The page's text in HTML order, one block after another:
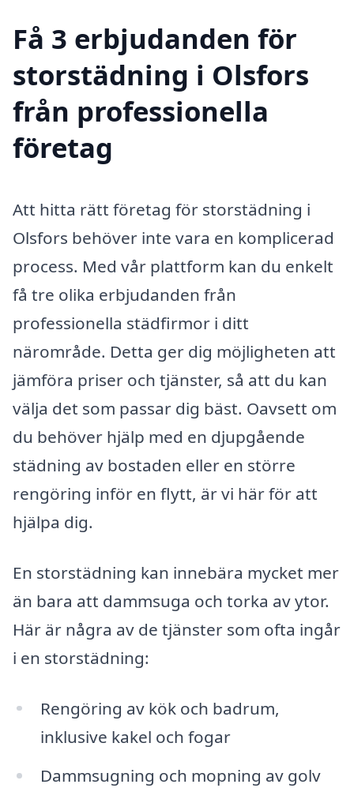
Få 3 erbjudanden för
storstädning i Olsfors
från professionella
företag
Att hitta rätt företag för storstädning i
Olsfors behöver inte vara en komplicerad
process. Med vår plattform kan du enkelt
få tre olika erbjudanden från
professionella städfirmor i ditt
närområde. Detta ger dig möjligheten att
jämföra priser och tjänster, så att du kan
välja det som passar dig bäst. Oavsett om
du behöver hjälp med en djupgående
städning av bostaden eller en större
rengöring inför en flytt, är vi här för att
hjälpa dig.
En storstädning kan innebära mycket mer
än bara att dammsuga och torka av ytor.
Här är några av de tjänster som ofta ingår
i en storstädning:
Rengöring av kök och badrum,
inklusive kakel och fogar
Dammsugning och mopning av golv